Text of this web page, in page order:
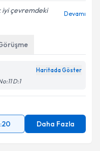
iyi çevremdeki
Devamı
Haritada Göster
D:1
Daha Fazla